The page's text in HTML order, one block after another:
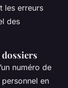
les erreurs
des
numéro de
en